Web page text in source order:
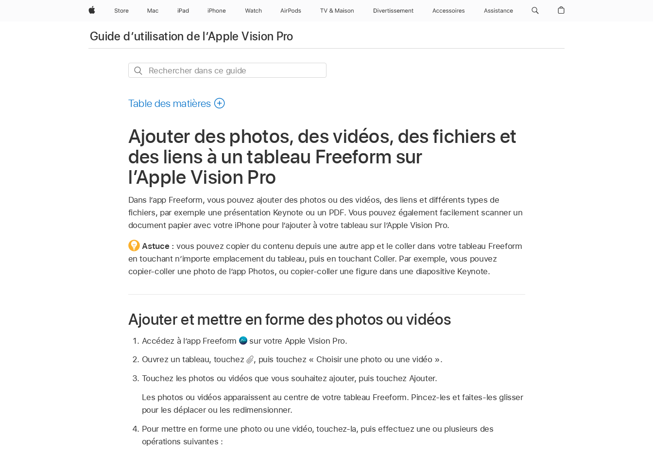
AppleStore Mac iPad iPhone Watch AirPods TV & Maison Divertissements Accessoires Assistance
Guide d’utilisation de l’Apple Vision Pro
Rechercher
guide
Table des matières
Ajouter des photos, des vidéos, des fichiers et
des liens à un tableau Freeform sur
l’Apple Vision Pro
Dans l’app Freeform, vous pouvez ajouter des photos ou des vidéos, des liens et différents types de
fichiers, par exemple une présentation Keynote ou un PDF. Vous pouvez également facilement scanner un
document papier avec votre iPhone pour l’ajouter à votre tableau sur l’Apple Vision Pro.
Astuce :vous pouvez copier du contenu depuis une autre app et le coller dans votre tableau Freeform
en touchant n’importe emplacement du tableau, puis en touchant Coller. Par exemple, vous pouvez
copier-coller une photo de l’app Photos, ou copier-coller une figure dans une diapositive Keynote.
Ajouter et mettre en forme des photos ou vidéos
Accédez à l’app Freeform
sur votre Apple Vision Pro.
Ouvrez un tableau, touchez
, puis touchez « Choisir une photo ou une vidéo ».
Touchez les photos ou vidéos que vous souhaitez ajouter, puis touchez Ajouter.
Les photos ou vidéos apparaissent au centre de votre tableau Freeform. Pincez-les et faites-les glisser
pour les déplacer ou les redimensionner.
Pour mettre en forme une photo ou une vidéo, touchez-la, puis effectuez une ou plusieurs des
opérations suivantes :